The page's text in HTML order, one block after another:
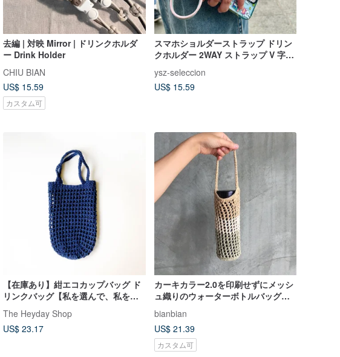
去編 | 対映 Mirror | ドリンクホルダ
ー Drink Holder
CHIU BIAN
US$ 15.59
カスタム可
スマホショルダーストラップ ドリン
クホルダー 2WAY ストラップ V 字シ
ysz-seleccion
US$ 15.59
【在庫あり】紺エコカップバッグ ド
リンクバッグ【私を選んで、私を選
The Heyday Shop
US$ 23.17
カーキカラー2.0を印刷せずにメッシ
ュ織りのウォーターボトルバッグ飲
bianbian
US$ 21.39
カスタム可